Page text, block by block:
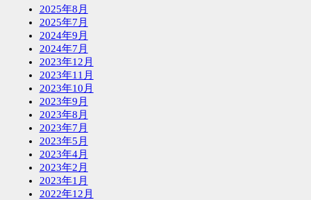
2025年8月
2025年7月
2024年9月
2024年7月
2023年12月
2023年11月
2023年10月
2023年9月
2023年8月
2023年7月
2023年5月
2023年4月
2023年2月
2023年1月
2022年12月